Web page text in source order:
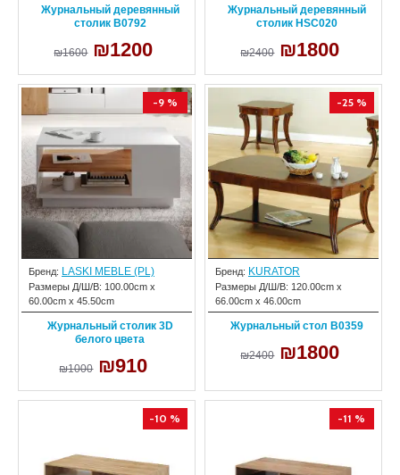
Журнальный деревянный
столик B0792
₪1600 ₪1200
Журнальный деревянный
столик HSC020
₪2400 ₪1800
-9 %
Бренд: LASKI MEBLE (PL)
Размеры Д/Ш/В: 100.00cm x
60.00cm x 45.50cm
Журнальный столик 3D
белого цвета
₪1000 ₪910
-25 %
Бренд: KURATOR
Размеры Д/Ш/В: 120.00cm x
66.00cm x 46.00cm
Журнальный стол B0359
₪2400 ₪1800
-10 % -11 %